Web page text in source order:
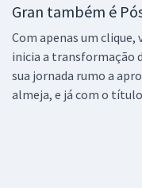
Gran também é
Com apenas um clique,
inicia a transformação
sua jornada rumo a
almeja, e já com o